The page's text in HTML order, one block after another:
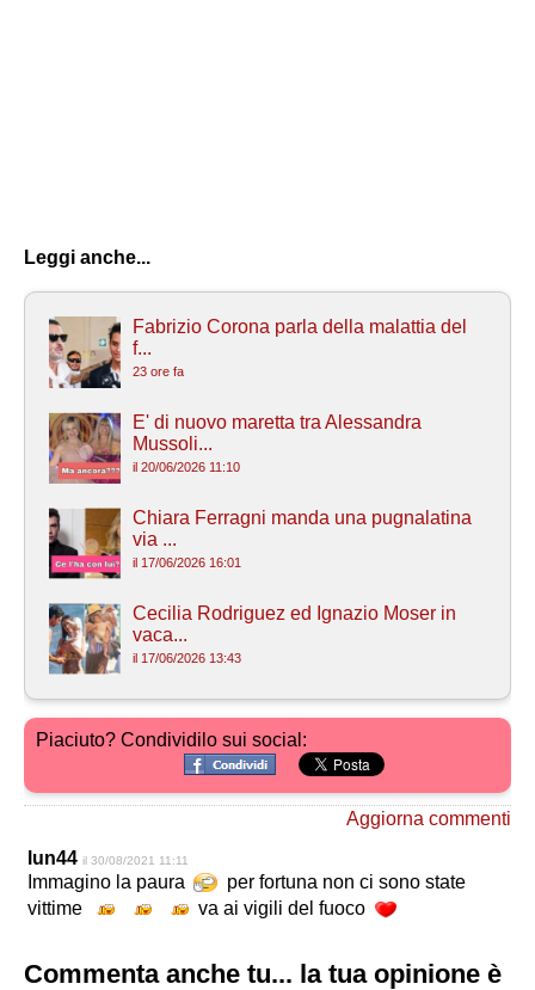
Leggi anche...
Fabrizio Corona parla della malattia del
f...
23 ore fa
E' di nuovo maretta tra Alessandra
Mussoli...
il 20/06/2026 11:10
Chiara Ferragni manda una pugnalatina
via ...
il 17/06/2026 16:01
Cecilia Rodriguez ed Ignazio Moser in
vaca...
il 17/06/2026 13:43
Piaciuto? Condividilo sui social:
Aggiorna commenti
lun44 il 30/08/2021 11:11
Immagino la paura
per fortuna non ci sono state
vittime
va ai vigili del fuoco
Commenta anche tu... la tua opinione è